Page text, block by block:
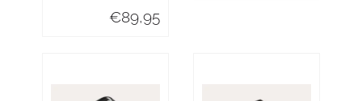
€89,95